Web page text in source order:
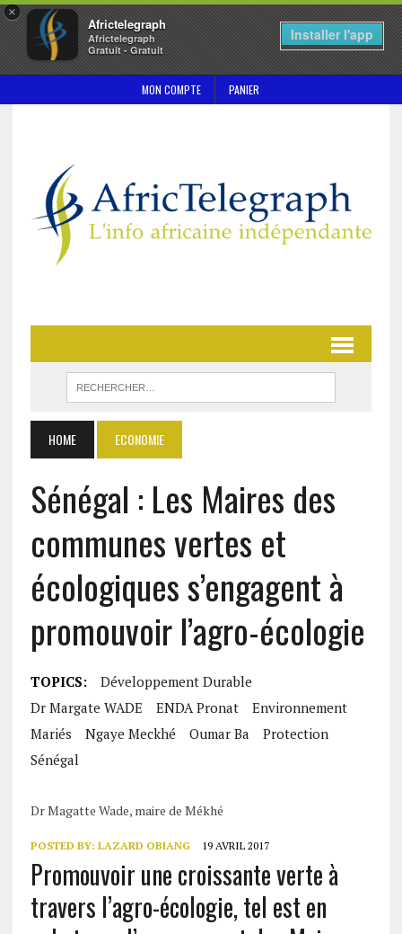
×
Africtelegraph
Africtelegraph
Gratuit - Gratuit
Installer l'app
MON COMPTE PANIER
HOME ECONOMIE
Sénégal : Les Maires des
communes vertes et
écologiques s’engagent à
promouvoir l’agro-écologie
TOPICS:
Développement Durable
Dr Margate WADE
ENDA Pronat
Environnement
Mariés
Ngaye Meckhé Oumar Ba
Protection
Sénégal
Dr Magatte Wade, maire de Mékhé
POSTED BY: LAZARD OBIANG 19 AVRIL 2017
Promouvoir une croissante verte à
travers l’agro-écologie, tel est en